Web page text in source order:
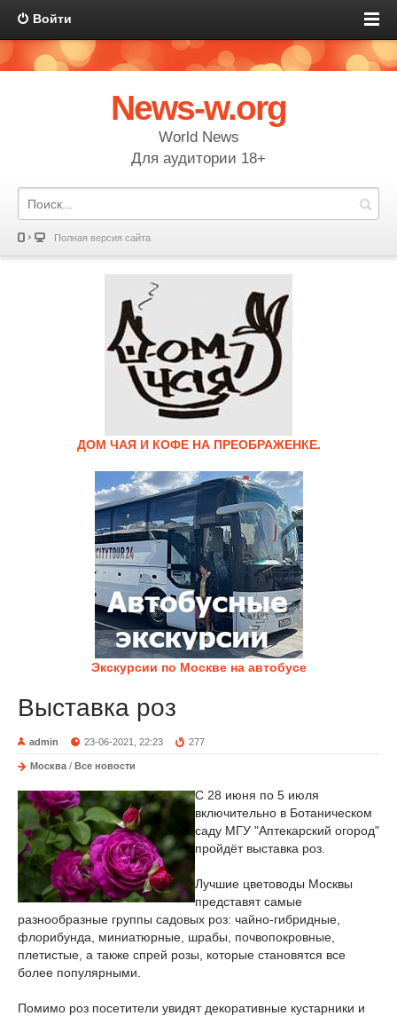
Войти
News-w.org
World News
Для аудитории 18+
Полная версия сайта
ДОМ ЧАЯ И КОФЕ НА ПРЕОБРАЖЕНКЕ.
Экскурсии по Москве на автобусе
Выставка роз
admin 23-06-2021, 22:23 277
Москва / Все новости
С 28 июня по 5 июля
включительно в Ботаническом
саду МГУ "Аптекарский огород"
пройдёт выставка роз.
Лучшие цветоводы Москвы
представят самые
разнообразные группы садовых роз: чайно-гибридные,
флорибунда, миниатюрные, шрабы, почвопокровные,
плетистые, а также спрей розы, которые становятся все
более популярными.
Помимо роз посетители увидят декоративные кустарники и